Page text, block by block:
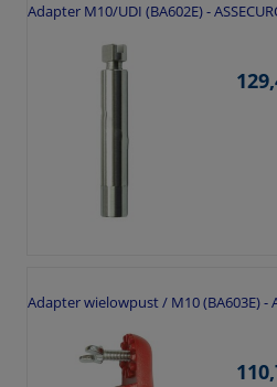
Adapter M10/UDI (BA602E) -
Adapter wielowpust / M10 (BA603E) -